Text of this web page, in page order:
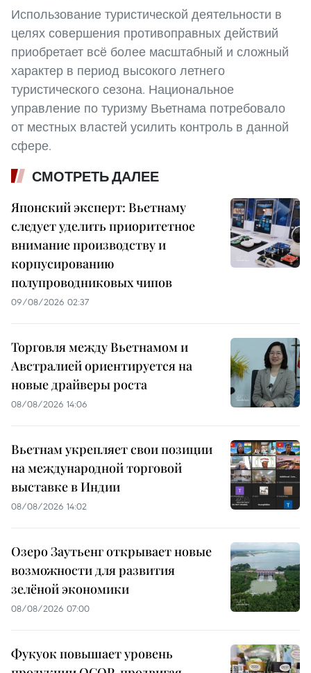
Использование туристической деятельности в
целях совершения противоправных действий
приобретает всё более масштабный и сложный
характер в период высокого летнего
туристического сезона. Национальное
управление по туризму Вьетнама потребовало
от местных властей усилить контроль в данной
сфере.
СМОТРЕТЬ ДАЛЕЕ
Японский эксперт: Вьетнаму
следует уделить приоритетное
внимание производству и
корпусированию
полупроводниковых чипов
09/08/2026 02:37
Торговля между Вьетнамом и
Австралией ориентируется на
новые драйверы роста
08/08/2026 14:06
Вьетнам укрепляет свои позиции
на международной торговой
выставке в Индии
08/08/2026 14:02
Озеро Заутьенг открывает новые
возможности для развития
зелёной экономики
08/08/2026 07:00
Фукуок повышает уровень